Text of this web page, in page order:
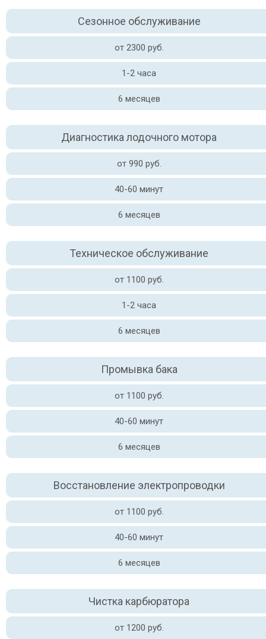
Сезонное обслуживание
от 2300 руб.
1-2 часа
6 месяцев
Диагностика лодочного мотора
от 990 руб.
40-60 минут
6 месяцев
Техническое обслуживание
от 1100 руб.
1-2 часа
6 месяцев
Промывка бака
от 1100 руб.
40-60 минут
6 месяцев
Восстановление электропроводки
от 1100 руб.
40-60 минут
6 месяцев
Чистка карбюратора
от 1200 руб.